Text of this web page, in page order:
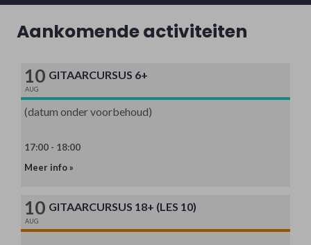
Aankomende activiteiten
10
AUG
GITAARCURSUS 6+
(datum onder voorbehoud)
17:00 - 18:00
Meer info »
10
AUG
GITAARCURSUS 18+ (LES 10)